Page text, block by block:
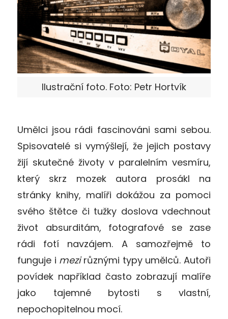
Ilustrační foto. Foto: Petr Hortvík
Umělci jsou rádi fascinováni sami sebou.
Spisovatelé si vymýšlejí, že jejich postavy
žijí skutečné životy v paralelním vesmíru,
který skrz mozek autora prosákl na
stránky knihy, malíři dokážou za pomoci
svého štětce či tužky doslova vdechnout
život absurditám, fotografové se zase
rádi fotí navzájem. A samozřejmě to
funguje i mezirůznými typy umělců. Autoři
povídek například často zobrazují malíře
jako tajemné bytosti s vlastní,
nepochopitelnou mocí.